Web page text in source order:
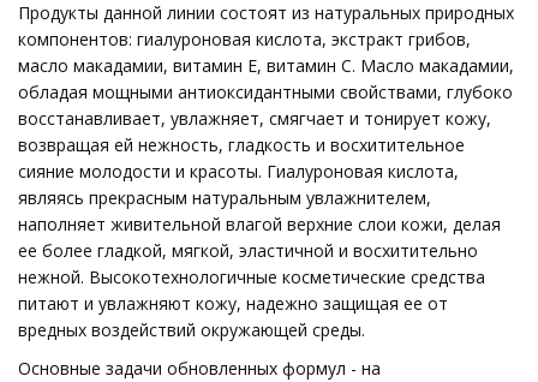
Продукты данной линии состоят из натуральных природных
компонентов: гиалуроновая кислота, экстракт грибов,
масло макадамии, витамин Е, витамин С. Масло макадамии,
обладая мощными антиоксидантными свойствами, глубоко
восстанавливает, увлажняет, смягчает и тонирует кожу,
возвращая ей нежность, гладкость и восхитительное
сияние молодости и красоты. Гиалуроновая кислота,
являясь прекрасным натуральным увлажнителем,
наполняет живительной влагой верхние слои кожи, делая
ее более гладкой, мягкой, эластичной и восхитительно
нежной. Высокотехнологичные косметические средства
питают и увлажняют кожу, надежно защищая ее от
вредных воздействий окружающей среды.
Основные задачи обновленных формул - на